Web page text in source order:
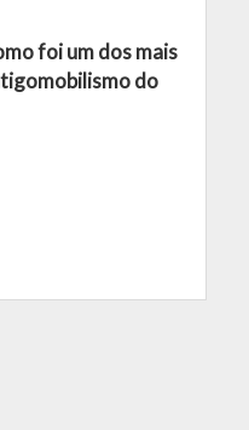
foi um dos mais
do